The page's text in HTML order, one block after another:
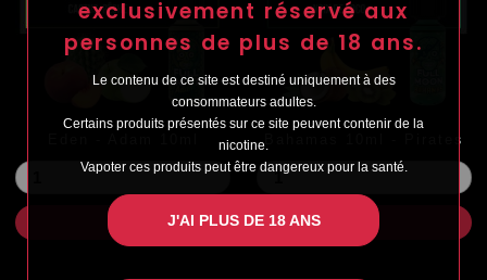
exclusivement réservé aux
personnes de plus de 18 ans.
Le contenu de ce site est destiné uniquement à des
consommateurs adultes.
Certains produits présentés sur ce site peuvent contenir de la
nicotine.
Vapoter ces produits peut être dangereux pour la santé.
J'AI PLUS DE 18 ANS
Prix
Bahamas 10ml - Pirates
Prix